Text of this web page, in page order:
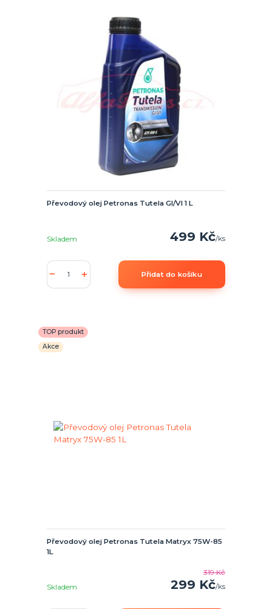
Převodový olej Petronas Tutela GI/VI 1 L
499 Kč/ks
Skladem
Přidat do košíku
TOP produkt
Akce
Převodový olej Petronas Tutela Matryx 75W-85
1L
319 Kč
299 Kč/ks
Skladem